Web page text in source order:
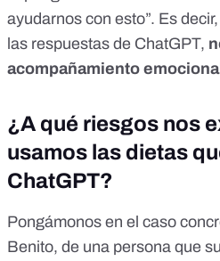
ayudarnos con esto”. Es
las respuestas de ChatGPT,
acompañamiento
¿A qué riesgos nos
usamos las dietas
ChatGPT?
Pongámonos en el caso
Benito, de una persona que